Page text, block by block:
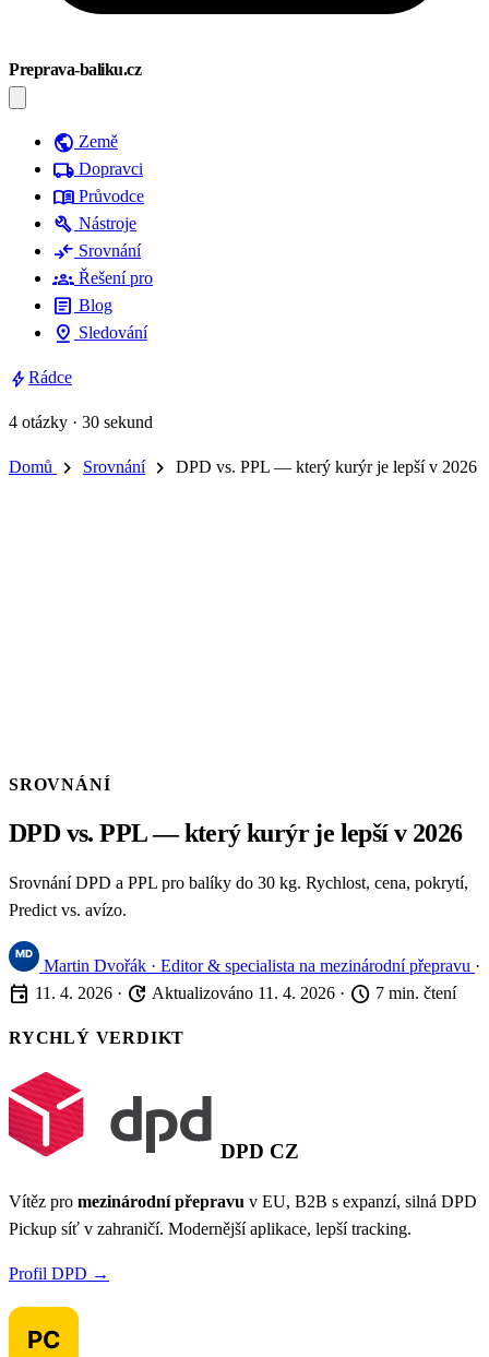
Preprava-baliku.cz
public Země
local_shipping Dopravci
menu_book Průvodce
build Nástroje
compare_arrows Srovnání
groups Řešení pro
article Blog
pin_drop Sledování
boltRádce
4 otázky · 30 sekund
Domů chevron_right Srovnání chevron_right DPD vs. PPL — který kurýr je lepší v 2026
SROVNÁNÍ
DPD vs. PPL — který kurýr je lepší v 2026
Srovnání DPD a PPL pro balíky do 30 kg. Rychlost, cena, pokrytí,
Predict vs. avízo.
Martin Dvořák · Editor & specialista na mezinárodní přepravu ·
event 11. 4. 2026 · update Aktualizováno 11. 4. 2026 · schedule 7 min. čtení
RYCHLÝ VERDIKT
DPD CZ
Vítěz pro mezinárodní přepravu v EU, B2B s expanzí, silná DPD
Pickup síť v zahraničí. Modernější aplikace, lepší tracking.
Profil DPD →